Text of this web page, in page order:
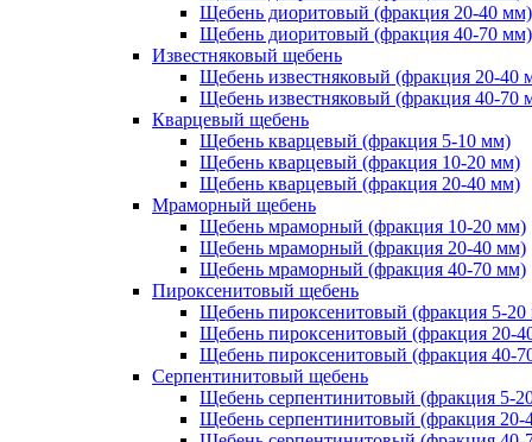
Щебень диоритовый (фракция 20-40 мм)
Щебень диоритовый (фракция 40-70 мм)
Известняковый щебень
Щебень известняковый (фракция 20-40
Щебень известняковый (фракция 40-70
Кварцевый щебень
Щебень кварцевый (фракция 5-10 мм)
Щебень кварцевый (фракция 10-20 мм)
Щебень кварцевый (фракция 20-40 мм)
Мраморный щебень
Щебень мраморный (фракция 10-20 мм)
Щебень мраморный (фракция 20-40 мм)
Щебень мраморный (фракция 40-70 мм)
Пироксенитовый щебень
Щебень пироксенитовый (фракция 5-
Щебень пироксенитовый (фракция 20-
Щебень пироксенитовый (фракция 40-
Серпентинитовый щебень
Щебень серпентинитовый (фракция 5-
Щебень серпентинитовый (фракция 20-